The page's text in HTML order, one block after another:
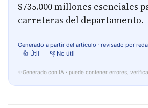
$735.000 millones esenciales
carreteras del departamento.
Generado a partir del artículo · revisado por
👍 Útil
👎 No útil
✨ Generado con IA · puede contener errores,